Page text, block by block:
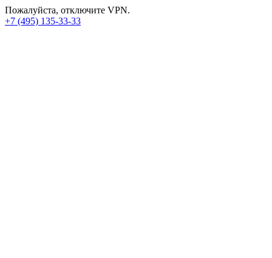
Пожалуйста, отключите VPN.
+7 (495) 135-33-33